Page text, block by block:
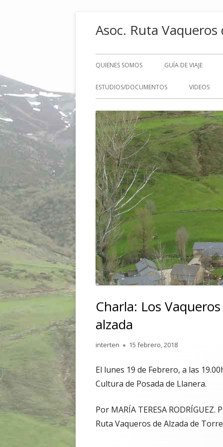
Asoc. Ruta
Menú
principal
QUIENES SOMOS GUÍA DE VIAJE
ESTUDIOS/DOCUMENTOS VIDEOS
Charla: Los
alzada
Autor
interten
Publicado
15 febrero, 2018
El lunes 19 de Febrero, a las
Cultura de Posada de Llanera.
Por MARÍA TERESA
Ruta Vaqueros de Alzada de